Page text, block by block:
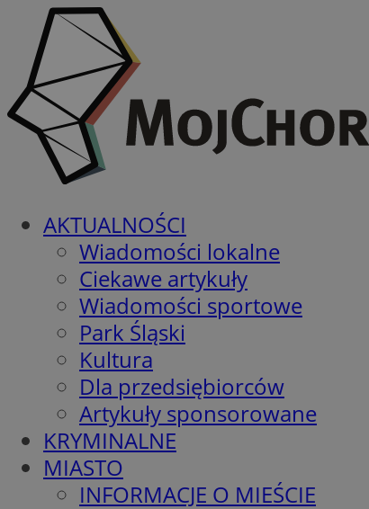
AKTUALNOŚCI
Wiadomości lokalne
Ciekawe artykuły
Wiadomości sportowe
Park Śląski
Kultura
Dla przedsiębiorców
Artykuły sponsorowane
KRYMINALNE
MIASTO
INFORMACJE O MIEŚCIE